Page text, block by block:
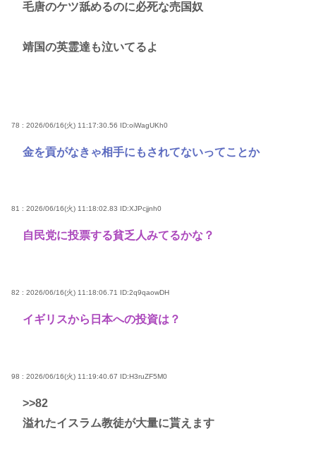
毛唐のケツ舐めるのに必死な売国奴
靖国の英霊達も泣いてるよ
78 : 2026/06/16(火) 11:17:30.56 ID:oiWagUKh0
金を貢がなきゃ相手にもされてないってことか
81 : 2026/06/16(火) 11:18:02.83 ID:XJPcjjnh0
自民党に投票する貧乏人みてるかな？
82 : 2026/06/16(火) 11:18:06.71 ID:2q9qaowDH
イギリスから日本への投資は？
98 : 2026/06/16(火) 11:19:40.67 ID:H3ruZF5M0
>>82
溢れたイスラム教徒が大量に貰えます